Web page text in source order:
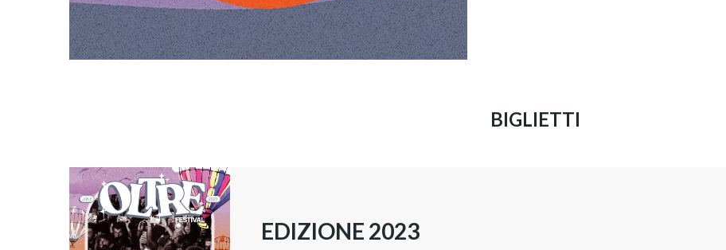
BIGLIETTI
EDIZIONE 2023